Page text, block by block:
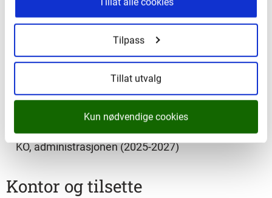
Tilpass
Tillat utvalg
Kun nødvendige cookies
Valnemnda for Kommunearkivordninga i Vestland
Jeroen van Gangelen, Fjaler kommune (2025-2027)
Espen Sæterbø, Kommunearkivordninga i Vestland
KO, administrasjonen (2025-2027)
Kontor og tilsette